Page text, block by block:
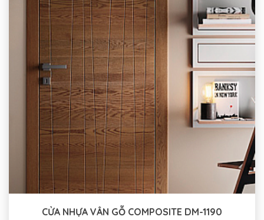
CỬA NHỰA VÂN GỖ COMPOSITE DM-1190